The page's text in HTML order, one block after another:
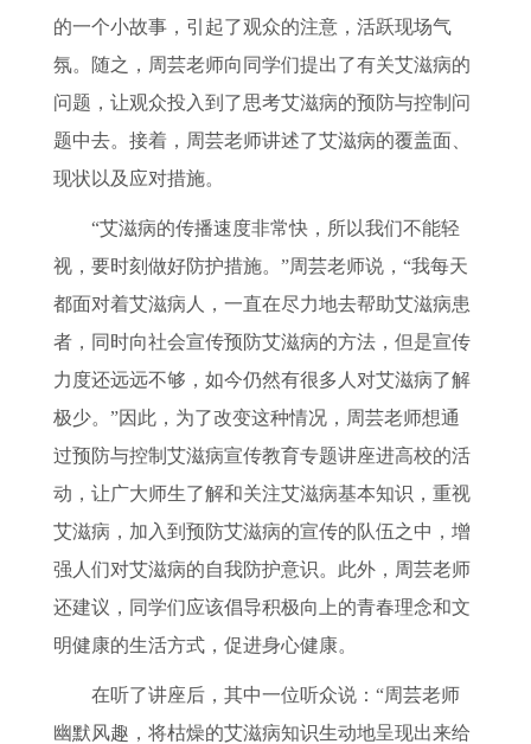
的一个小故事，引起了观众的注意，活跃现场气
氛。随之，周芸老师向同学们提出了有关艾滋病的
问题，让观众投入到了思考艾滋病的预防与控制问
题中去。接着，周芸老师讲述了艾滋病的覆盖面、
现状以及应对措施。
“艾滋病的传播速度非常快，所以我们不能轻
视，要时刻做好防护措施。”周芸老师说，“我每天
都面对着艾滋病人，一直在尽力地去帮助艾滋病患
者，同时向社会宣传预防艾滋病的方法，但是宣传
力度还远远不够，如今仍然有很多人对艾滋病了解
极少。”因此，为了改变这种情况，周芸老师想通
过预防与控制艾滋病宣传教育专题讲座进高校的活
动，让广大师生了解和关注艾滋病基本知识，重视
艾滋病，加入到预防艾滋病的宣传的队伍之中，增
强人们对艾滋病的自我防护意识。此外，周芸老师
还建议，同学们应该倡导积极向上的青春理念和文
明健康的生活方式，促进身心健康。
在听了讲座后，其中一位听众说： “周芸老师
幽默风趣，将枯燥的艾滋病知识生动地呈现出来给